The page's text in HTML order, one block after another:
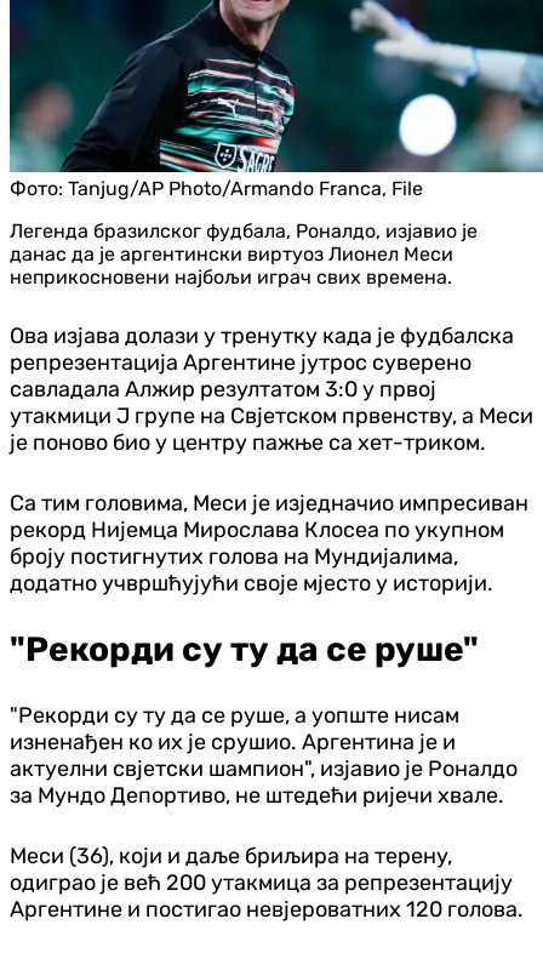
Фото: Tanjug/AP Photo/Armando Franca, File
Легенда бразилског фудбала, Роналдо, изјавио је
данас да је аргентински виртуоз Лионел Меси
неприкосновени најбољи играч свих времена.
Ова изјава долази у тренутку када је фудбалска
репрезентација Аргентине јутрос суверено
савладала Алжир резултатом 3:0 у првој
утакмици Ј групе на Свјетском првенству, а Меси
је поново био у центру пажње са хет-триком.
Са тим головима, Меси је изједначио импресиван
рекорд Нијемца Мирослава Клосеа по укупном
броју постигнутих голова на Мундијалима,
додатно учвршћујући своје мјесто у историји.
"Рекорди су ту да се руше"
"Рекорди су ту да се руше, а уопште нисам
изненађен ко их је срушио. Аргентина је и
актуелни свјетски шампион", изјавио је Роналдо
за Мундо Депортиво, не штедећи ријечи хвале.
Меси (36), који и даље бриљира на терену,
одиграо је већ 200 утакмица за репрезентацију
Аргентине и постигао невјероватних 120 голова.